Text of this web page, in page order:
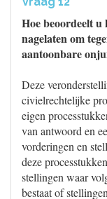
Hoe beoordeelt u
nagelaten om
aantoonbare
Deze
civielrechtelijke
eigen
van antwoord en
vorderingen en
deze
stellingen waar
bestaat of